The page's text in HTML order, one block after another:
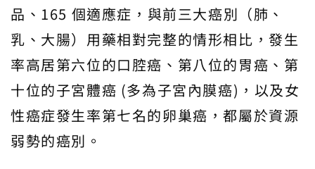
品、165 個適應症，與前三大癌別（肺、
乳、大腸）用藥相對完整的情形相比，發生
率高居第六位的口腔癌、第八位的胃癌、第
十位的子宮體癌 (多為子宮內膜癌)，以及女
性癌症發生率第七名的卵巢癌，都屬於資源
弱勢的癌別。